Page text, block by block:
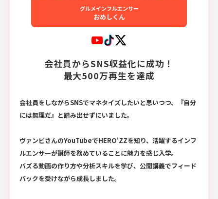
グルメインフルエンサー
おめしくん
会社員からSNS収益化に成功！
最大500万再生を達成
会社員をしながらSNSでマネタイズしたいと思いつつ、『自分
には無理だ』と踏み出せずにいました。
ヴァンビさんのYouTubeでHERO'ZZを知り、活躍するインフ
ルエンサーが講師を務めていることに魅力を感じ入学。
バズる動画の作り方や分析スキルを学び、公開講義でフィード
バックを受けながら成長しました。